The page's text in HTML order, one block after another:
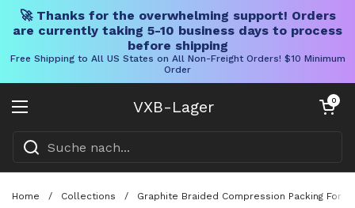
🚀 Thanks for the overwhelming support! Orders
are currently taking 5-10 business days to process
before shipping
Free Shipping to All US States on All Non-Freight Orders! $10 Minimum
Order
VXB-Lager
Menü öffnen
Warenkorb
0
Home / Collections / Graphite Braided Compression Packing For